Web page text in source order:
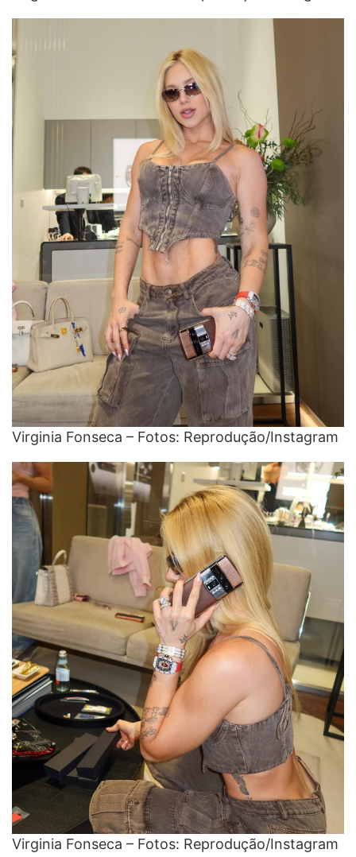
Virginia Fonseca – Fotos: Reprodução/Instagram
Virginia Fonseca – Fotos: Reprodução/Instagram